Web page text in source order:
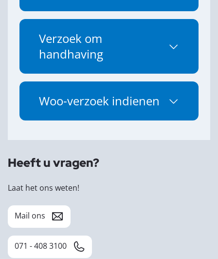
Verzoek om
handhaving
Woo-verzoek indienen
Heeft u vragen?
Laat het ons weten!
Mail ons
071 - 408 3100